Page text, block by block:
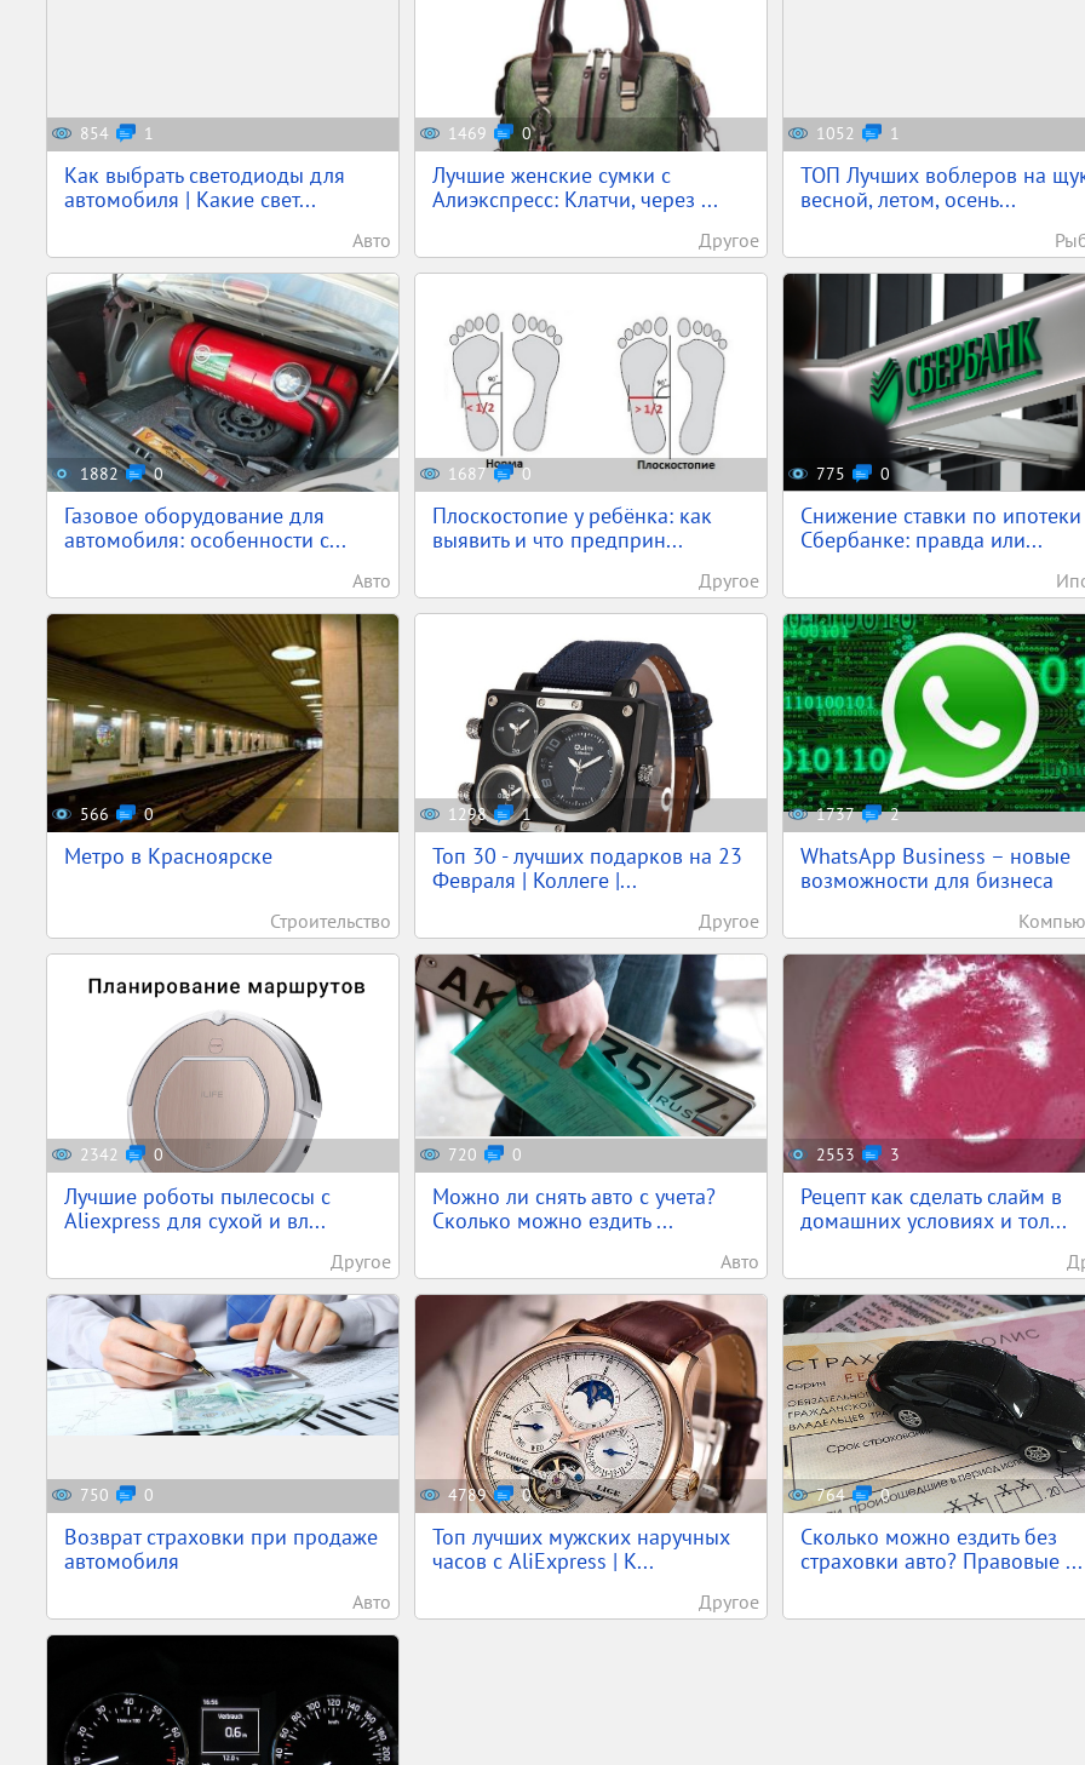
854 1
Как выбрать светодиоды для
автомобиля | Какие свет...
Авто
1469 0
Лучшие женские сумки с
Алиэкспресс: Клатчи, через ...
Другое
1052 1
ТОП Лучших воблеров на
весной, летом, осень...
1882 0
Газовое оборудование для
автомобиля: особенности с...
Авто
1687 0
Плоскостопие у ребёнка: как
выявить и что предприн...
Другое
775 0
Снижение ставки по
Сбербанке: правда или...
566 0
Метро в Красноярске
Строительство
1298 1
Топ 30 - лучших подарков на 23
Февраля | Коллеге |...
Другое
1737 2
WhatsApp Business – новые
возможности для бизнеса
2342 0
Лучшие роботы пылесосы с
Aliexpress для сухой и вл...
Другое
720 0
Можно ли снять авто с учета?
Сколько можно ездить ...
Авто
2553 3
Рецепт как сделать слайм в
домашних условиях и тол...
750 0
Возврат страховки при продаже
автомобиля
Авто
4789 0
Топ лучших мужских наручных
часов с AliExpress | К...
Другое
764 0
Сколько можно ездить без
страховки авто? Правовые ...